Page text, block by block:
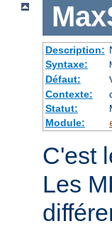
Description:
Syntaxe:
Défaut:
Contexte:
Statut:
Module:
C'est
Les